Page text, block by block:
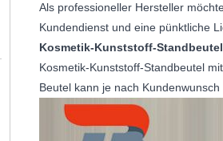
Als professioneller Hersteller
Kundendienst und eine pünktliche
Kosmetik-Kunststoff-
Kosmetik-Kunststoff-Standbeutel
Beutel kann je nach